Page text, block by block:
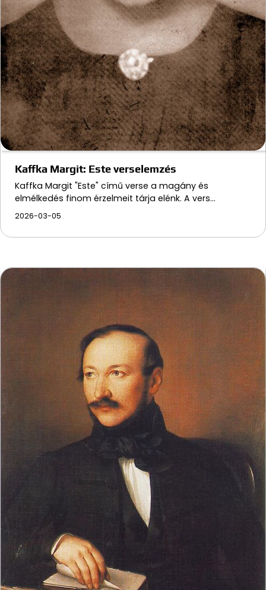
Kaffka Margit: Este verselemzés
Kaffka Margit "Este" című verse a magány és
elmélkedés finom érzelmeit tárja elénk. A vers…
2026-03-05